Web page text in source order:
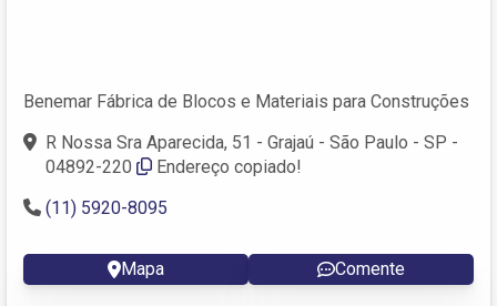
Benemar Fábrica de Blocos e Materiais para Construções
R Nossa Sra Aparecida, 51 - Grajaú - São Paulo - SP -
04892-220
Endereço copiado!
(11) 5920-8095
Mapa Comente